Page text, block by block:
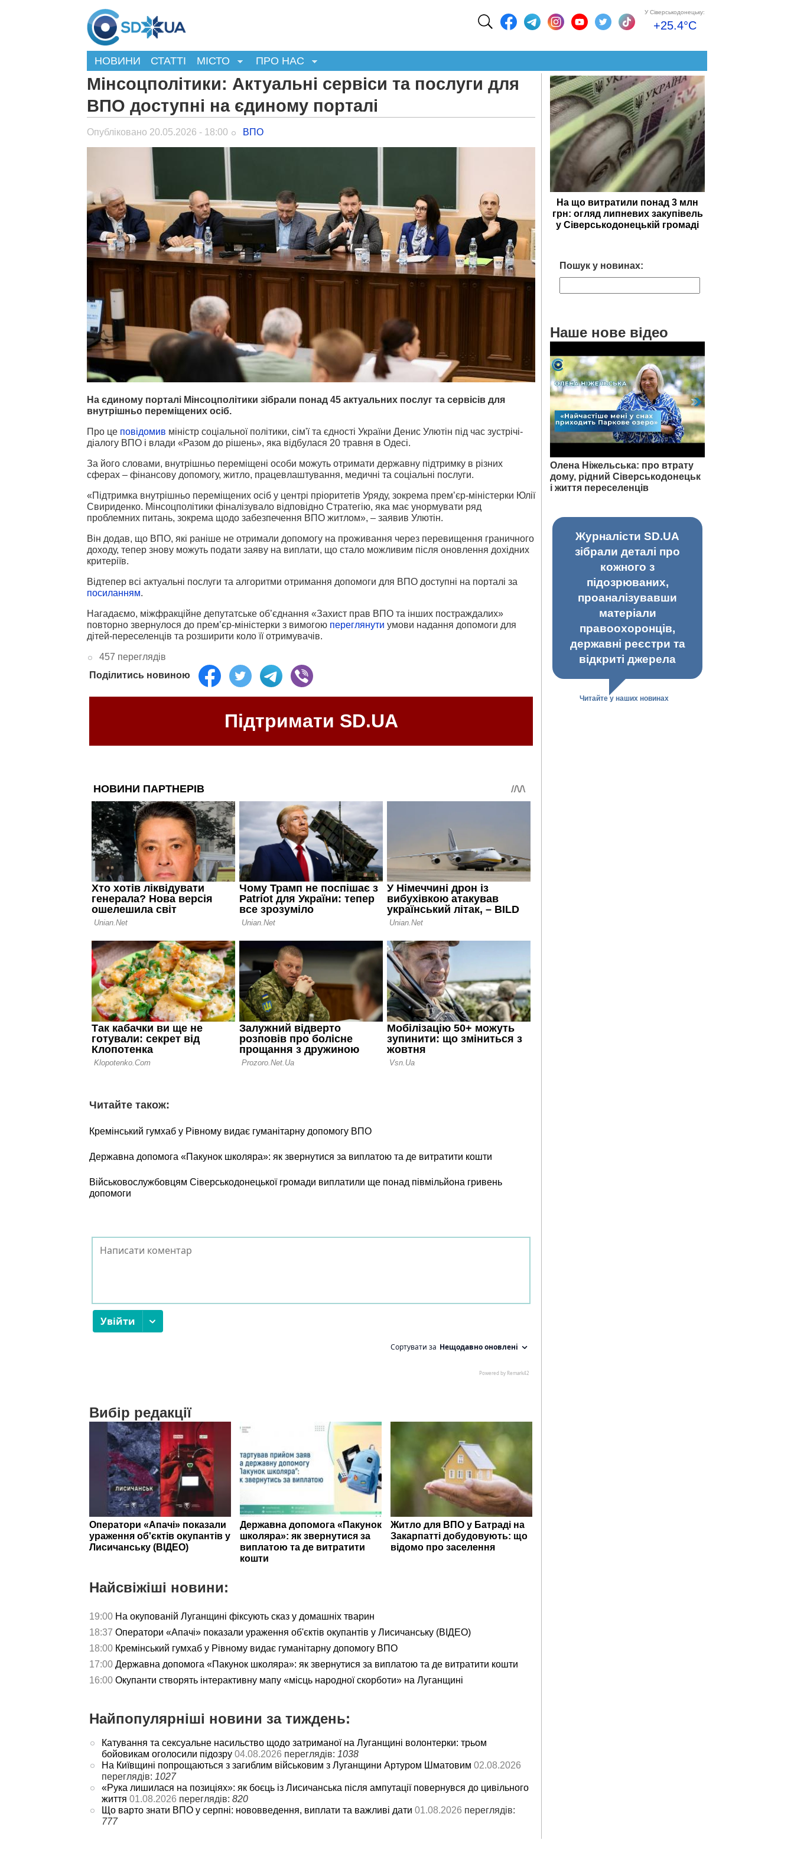
У Сіверськодонецьку:
+25.4°C
НОВИНИ СТАТТІ МІСТО ПРО НАС
Мінсоцполітики: Актуальні сервіси та послуги для
ВПО доступні на єдиному порталі
Опубліковано 20.05.2026 - 18:00 ВПО
На єдиному порталі Мінсоцполітики зібрали понад 45 актуальних послуг та сервісів для
внутрішньо переміщених осіб.
Про це повідомив міністр соціальної політики, сім'ї та єдності України Денис Улютін під час зустрічі-
діалогу ВПО і влади «Разом до рішень», яка відбулася 20 травня в Одесі.
За його словами, внутрішньо переміщені особи можуть отримати державну підтримку в різних
сферах – фінансову допомогу, житло, працевлаштування, медичні та соціальні послуги.
«Підтримка внутрішньо переміщених осіб у центрі пріоритетів Уряду, зокрема премʼєр-міністерки Юлії
Свириденко. Мінсоцполітики фіналізувало відповідно Стратегію, яка має унормувати ряд
проблемних питань, зокрема щодо забезпечення ВПО житлом», – заявив Улютін.
Він додав, що ВПО, які раніше не отримали допомогу на проживання через перевищення граничного
доходу, тепер знову можуть подати заяву на виплати, що стало можливим після оновлення дохідних
критеріїв.
Відтепер всі актуальні послуги та алгоритми отримання допомоги для ВПО доступні на порталі за
посиланням.
Нагадаємо, міжфракційне депутатське об’єднання «Захист прав ВПО та інших постраждалих»
повторно звернулося до прем’єр-міністерки з вимогою переглянути умови надання допомоги для
дітей-переселенців та розширити коло її отримувачів.
457 переглядів
Поділитись новиною
Підтримати SD.UA
Читайте також:
Кремінський гумхаб у Рівному видає гуманітарну допомогу ВПО
Державна допомога «Пакунок школяра»: як звернутися за виплатою та де витратити кошти
Військовослужбовцям Сіверськодонецької громади виплатили ще понад півмільйона гривень
допомоги
Вибір редакції
Оператори «Апачі» показали
ураження об'єктів окупантів у
Лисичанську (ВІДЕО)
Державна допомога «Пакунок
школяра»: як звернутися за
виплатою та де витратити
кошти
Житло для ВПО у Батраді на
Закарпатті добудовують: що
відомо про заселення
Найсвіжіші новини:
19:00 На окупованій Луганщині фіксують сказ у домашніх тварин
18:37 Оператори «Апачі» показали ураження об'єктів окупантів у Лисичанську (ВІДЕО)
18:00 Кремінський гумхаб у Рівному видає гуманітарну допомогу ВПО
17:00 Державна допомога «Пакунок школяра»: як звернутися за виплатою та де витратити кошти
16:00 Окупанти створять інтерактивну мапу «місць народної скорботи» на Луганщині
Найпопулярніші новини за тиждень:
Катування та сексуальне насильство щодо затриманої на Луганщині волонтерки: трьом
бойовикам оголосили підозру 04.08.2026 переглядів: 1038
На Київщині попрощаються з загиблим військовим з Луганщини Артуром Шматовим 02.08.2026
переглядів: 1027
«Рука лишилася на позиціях»: як боєць із Лисичанська після ампутації повернувся до цивільного
життя 01.08.2026 переглядів: 820
Що варто знати ВПО у серпні: нововведення, виплати та важливі дати 01.08.2026 переглядів:
777
На що витратили понад 3 млн
грн: огляд липневих закупівель
у Сіверськодонецькій громаді
Пошук у новинах:
Наше нове відео
Олена Ніжельська: про втрату
дому, рідний Сіверськодонецьк
і життя переселенців
Журналісти SD.UA
зібрали деталі про
кожного з
підозрюваних,
проаналізувавши
матеріали
правоохоронців,
державні реєстри та
відкриті джерела
Читайте у наших новинах